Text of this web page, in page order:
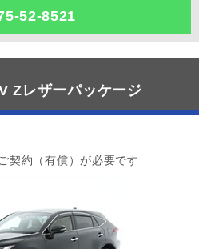
52-8521
Zレザーパッケージ
契約（有償）が必要です